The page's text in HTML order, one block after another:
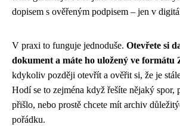
dopisem s ověřeným podpisem – jen v
V praxi to funguje jednoduše. Otevřete si
dokument a máte ho uložený ve formátu
kdykoliv později otevřít a ověřit si, že je
Hodí se to zejména když řešíte nějaký spor,
přišlo, nebo prostě chcete mít archiv
pořádku.